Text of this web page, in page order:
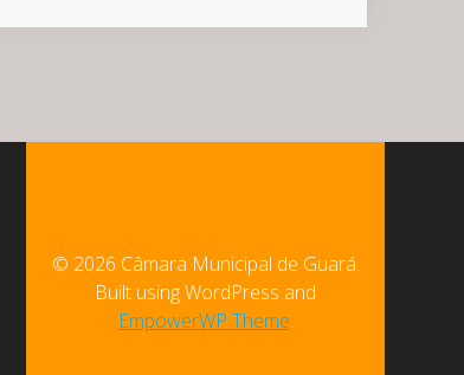
© 2026 Câmara Municipal de Guará.
Built using WordPress and
EmpowerWP Theme.